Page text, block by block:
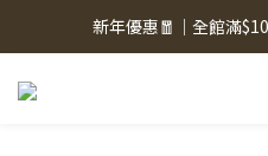
新年優惠🧧｜全館滿